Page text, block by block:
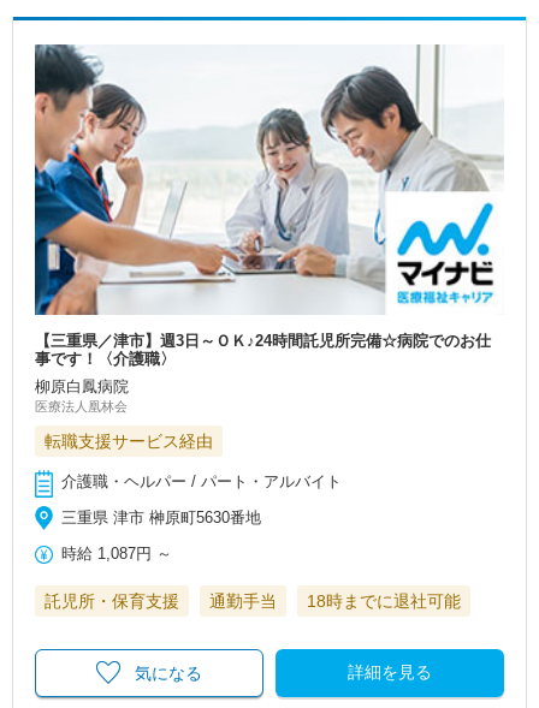
【三重県／津市】週3日～ＯＫ♪24時間託児所完備☆病院でのお仕
事です！〈介護職〉
柳原白鳳病院
医療法人凰林会
転職支援サービス経由
介護職・ヘルパー / パート・アルバイト
三重県 津市 榊原町5630番地
時給 1,087円 ～
託児所・保育支援 通勤手当 18時までに退社可能
詳細を見る
気になる